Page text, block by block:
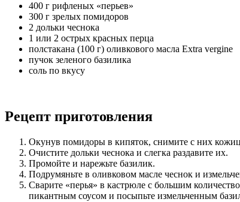
400 г рифленых «перьев»
300 г зрелых помидоров
2 дольки чеснока
1 или 2 острых красных перца
полстакана (100 г) оливкового масла Extra vergine
пучок зеленого базилика
соль по вкусу
Рецепт приготовления
Окунув помидоры в кипяток, снимите с них
Очистите дольки чеснока и слегка раздавите их.
Промойте и нарежьте базилик.
Подрумяньте в оливковом масле чеснок и
Сварите «перья» в кастрюле с большим
пикантным соусом и посыпьте измельченным